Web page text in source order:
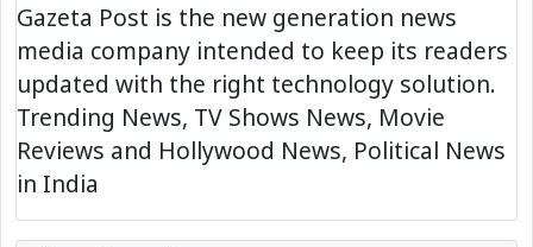
Gazeta Post is the new generation news
media company intended to keep its readers
updated with the right technology solution.
Trending News, TV Shows News, Movie
Reviews and Hollywood News, Political News
in India